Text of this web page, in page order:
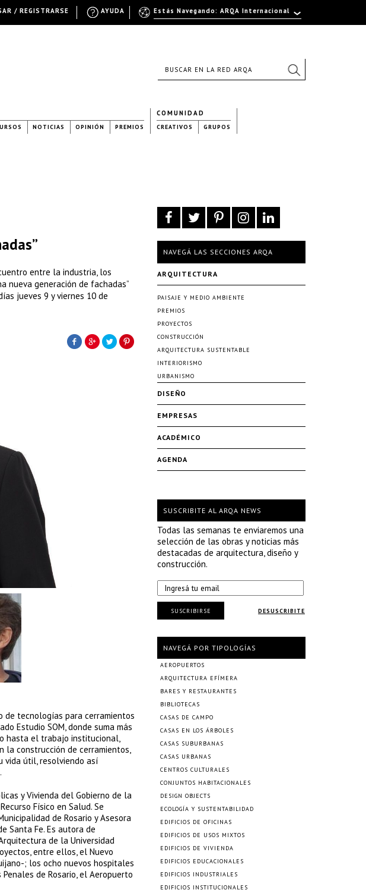
NOTICIAS OPINIÓN PREMIOS
COMUNIDAD
CREATIVOS GRUPOS
entre la industria, los
nueva generación de fachadas”
jueves 9 y viernes 10 de
de tecnologías para cerramientos
Estudio SOM, donde suma más
hasta el trabajo institucional,
la construcción de cerramientos,
vida útil, resolviendo así
y Vivienda del Gobierno de la
Físico en Salud. Se
de Rosario y Asesora
Santa Fe. Es autora de
de la Universidad
entre ellos, el Nuevo
; los ocho nuevos hospitales
de Rosario, el Aeropuerto
NAVEGÁ LAS SECCIONES ARQA
ARQUITECTURA
PAISAJE Y MEDIO AMBIENTE
PREMIOS
PROYECTOS
CONSTRUCCIÓN
ARQUITECTURA SUSTENTABLE
INTERIORISMO
URBANISMO
DISEÑO
EMPRESAS
ACADÉMICO
AGENDA
SUSCRIBITE AL ARQA NEWS
Todas las semanas te enviaremos una
selección de las obras y noticias más
destacadas de arquitectura, diseño y
construcción.
DESUSCRIBITE
SUSCRIBIRSE
NAVEGÁ POR TIPOLOGÍAS
AEROPUERTOS
ARQUITECTURA EFÍMERA
BARES Y RESTAURANTES
BIBLIOTECAS
CASAS DE CAMPO
CASAS EN LOS ÁRBOLES
CASAS SUBURBANAS
CASAS URBANAS
CENTROS CULTURALES
CONJUNTOS HABITACIONALES
DESIGN OBJECTS
ECOLOGÍA Y SUSTENTABILIDAD
EDIFICIOS DE OFICINAS
EDIFICIOS DE USOS MIXTOS
EDIFICIOS DE VIVIENDA
EDIFICIOS EDUCACIONALES
EDIFICIOS INDUSTRIALES
EDIFICIOS INSTITUCIONALES
Estás Navegando: ARQA Internacional
AYUDA
/ REGISTRARSE